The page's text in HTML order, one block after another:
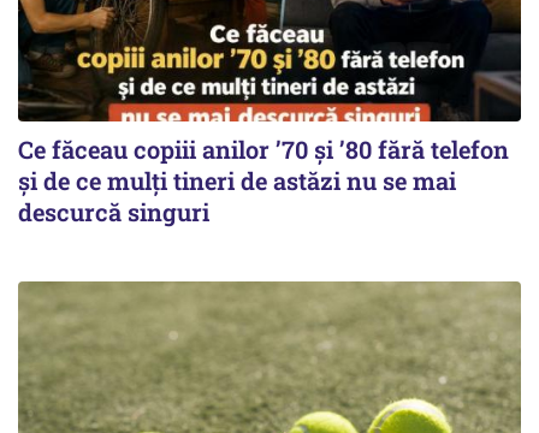
Ce făceau copiii anilor ’70 și ’80 fără telefon
și de ce mulți tineri de astăzi nu se mai
descurcă singuri